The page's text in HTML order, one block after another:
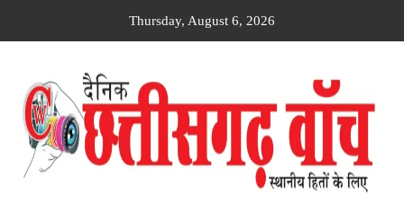
Thursday, August 6, 2026